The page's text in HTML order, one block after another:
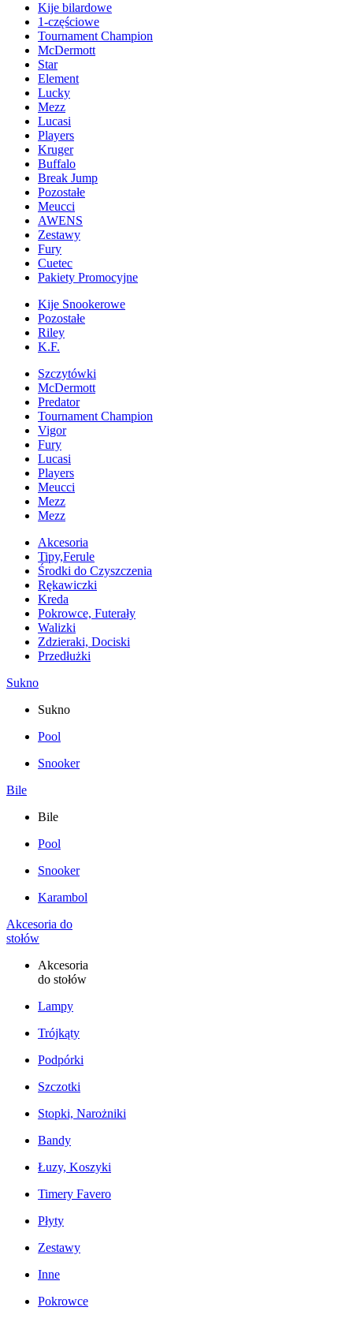
Kije bilardowe
1-częściowe
Tournament Champion
McDermott
Star
Element
Lucky
Mezz
Lucasi
Players
Kruger
Buffalo
Break Jump
Pozostałe
Meucci
AWENS
Zestawy
Fury
Cuetec
Pakiety Promocyjne
Kije Snookerowe
Pozostałe
Riley
K.F.
Szczytówki
McDermott
Predator
Tournament Champion
Vigor
Fury
Lucasi
Players
Meucci
Mezz
Mezz
Akcesoria
Tipy,Ferule
Środki do Czyszczenia
Rękawiczki
Kreda
Pokrowce, Futerały
Walizki
Zdzieraki, Dociski
Przedłużki
Sukno
Sukno
Pool
Snooker
Bile
Bile
Pool
Snooker
Karambol
Akcesoria do
stołów
Akcesoria
do stołów
Lampy
Trójkąty
Podpórki
Szczotki
Stopki, Narożniki
Bandy
Łuzy, Koszyki
Timery Favero
Płyty
Zestawy
Inne
Pokrowce